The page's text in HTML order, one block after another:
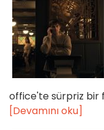
office'te sürpriz bir
[Devamını oku]